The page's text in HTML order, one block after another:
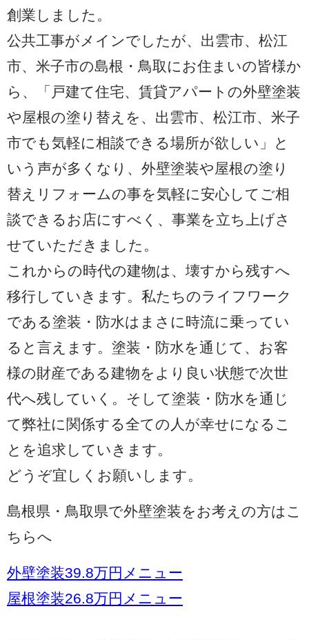
創業しました。
公共工事がメインでしたが、出雲市、松江
市、米子市の島根・鳥取にお住まいの皆様か
ら、「戸建て住宅、賃貸アパートの外壁塗装
や屋根の塗り替えを、出雲市、松江市、米子
市でも気軽に相談できる場所が欲しい」と
いう声が多くなり、外壁塗装や屋根の塗り
替えリフォームの事を気軽に安心してご相
談できるお店にすべく、事業を立ち上げさ
せていただきました。
これからの時代の建物は、壊すから残すへ
移行していきます。私たちのライフワーク
である塗装・防水はまさに時流に乗ってい
ると言えます。塗装・防水を通じて、お客
様の財産である建物をより良い状態で次世
代へ残していく。そして塗装・防水を通じ
て弊社に関係する全ての人が幸せになるこ
とを追求していきます。
どうぞ宜しくお願いします。
島根県・鳥取県で外壁塗装をお考えの方はこ
ちらへ
外壁塗装39.8万円メニュー
屋根塗装26.8万円メニュー